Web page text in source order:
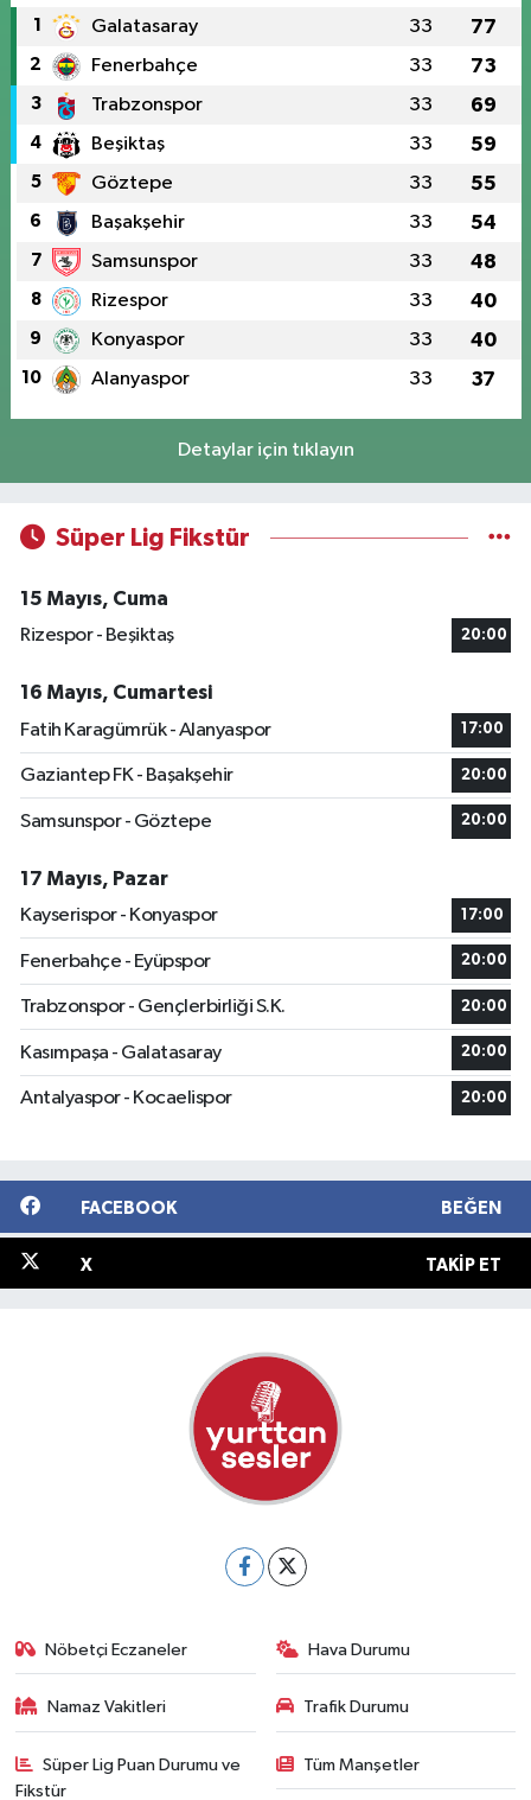
1 Galatasaray 33 77
2 Fenerbahçe 33 73
3 Trabzonspor 33 69
4 Beşiktaş 33 59
5 Göztepe 33 55
6 Başakşehir 33 54
7 Samsunspor 33 48
8 Rizespor 33 40
9 Konyaspor 33 40
10 Alanyaspor 33 37
Detaylar için tıklayın
Süper Lig Fikstür
15 Mayıs, Cuma
Rizespor - Beşiktaş
20:00
16 Mayıs, Cumartesi
Fatih Karagümrük - Alanyaspor
17:00
Gaziantep FK - Başakşehir 20:00
Samsunspor - Göztepe 20:00
17 Mayıs, Pazar
Kayserispor - Konyaspor
17:00
Fenerbahçe - Eyüpspor 20:00
Trabzonspor - Gençlerbirliği S.K. 20:00
Kasımpaşa - Galatasaray 20:00
Antalyaspor - Kocaelispor 20:00
FACEBOOK BEĞEN
X TAKIP ET
Nöbetçi Eczaneler Hava Durumu
Namaz Vakitleri Trafik Durumu
Süper Lig Puan Durumu ve
Fikstür
Tüm Manşetler